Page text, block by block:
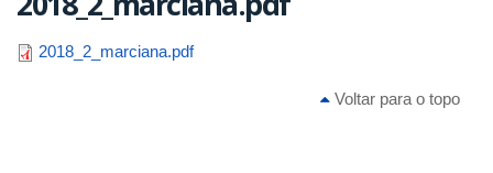
2018_2_marciana.pdf
Voltar para o topo